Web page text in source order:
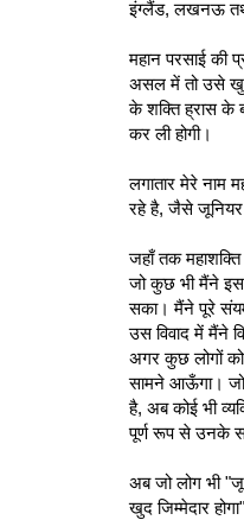
इंग्लैंड, लखनऊ तथा
महान परसाई की
असल में तो उसे खुद
के शक्ति ह्रास के
कर ली होगी।
लगातार मेरे नाम
रहे है, जैसे जूनियर
जहाँ तक
जो कुछ भी मैंने इस
सका। मैंने पूरे
उस विवाद में मैंने
अगर कुछ लोगों
सामने आऊँगा। जो
है, अब कोई भी
पूर्ण रूप से उनके
अब जो लोग भी
खुद जिम्मेदार